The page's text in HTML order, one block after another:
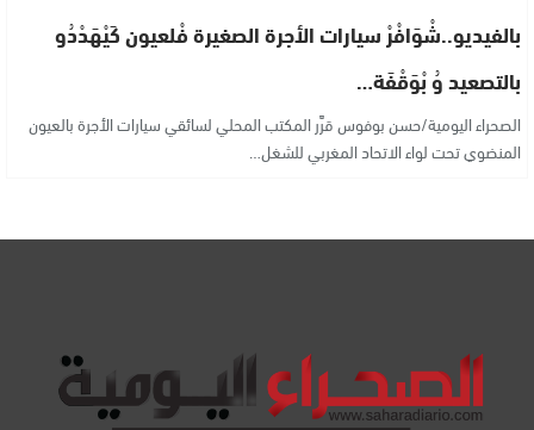
بالفيديو..شْوَافْرْ سيارات الأجرة الصغيرة فْلعيون كَيْهَدْدُو
بالتصعيد وُ بْوَقْفَة…
الصحراء اليومية/حسن بوفوس قرَّر المكتب المحلي لسائقي سيارات الأجرة بالعيون
المنضوي تحت لواء الاتحاد المغربي للشغل…